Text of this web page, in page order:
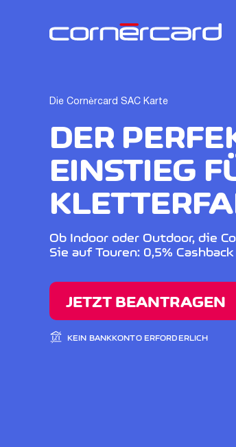
Die Cornèrcard SAC Karte
DER
EINSTIEG
Ob Indoor oder Outdoor, die
Sie auf Touren: 0,5%
JETZT BEANTRAGEN
KEIN BANKKONTO ERFORDERLICH